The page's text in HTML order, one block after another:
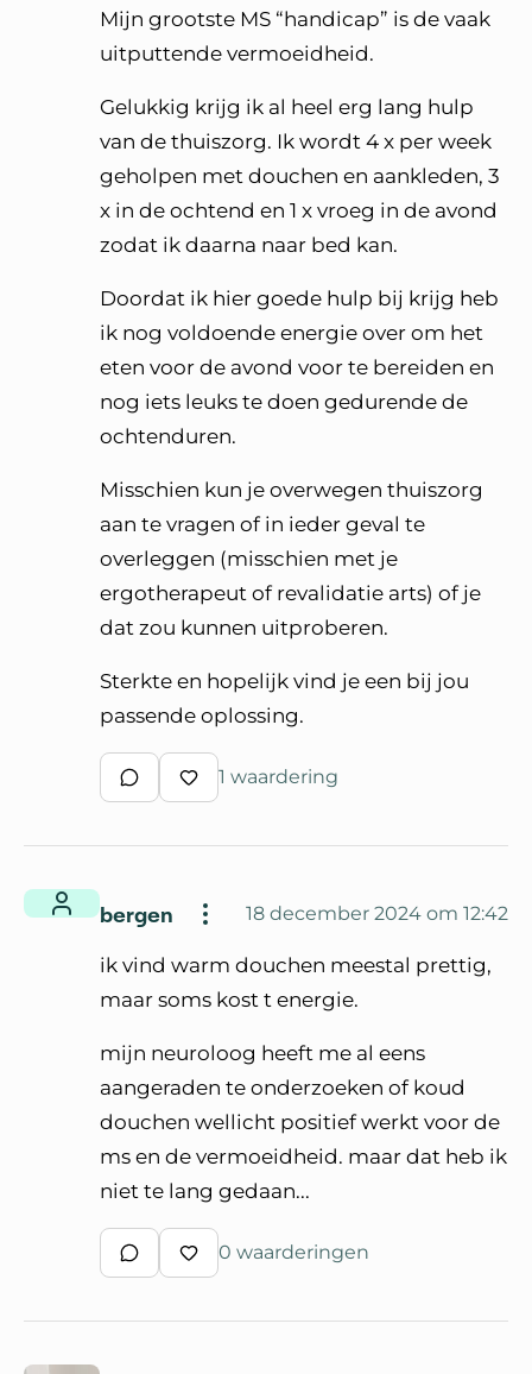
Mijn grootste MS “handicap” is de vaak
uitputtende vermoeidheid.
Gelukkig krijg ik al heel erg lang hulp
van de thuiszorg. Ik wordt 4 x per week
geholpen met douchen en aankleden, 3
x in de ochtend en 1 x vroeg in de avond
zodat ik daarna naar bed kan.
Doordat ik hier goede hulp bij krijg heb
ik nog voldoende energie over om het
eten voor de avond voor te bereiden en
nog iets leuks te doen gedurende de
ochtenduren.
Misschien kun je overwegen thuiszorg
aan te vragen of in ieder geval te
overleggen (misschien met je
ergotherapeut of revalidatie arts) of je
dat zou kunnen uitproberen.
Sterkte en hopelijk vind je een bij jou
passende oplossing.
Schrijf een reactie
Waardeer reactie
1 waardering
bergen 18 december 2024 om 12:42
ik vind warm douchen meestal prettig,
maar soms kost t energie.
mijn neuroloog heeft me al eens
aangeraden te onderzoeken of koud
douchen wellicht positief werkt voor de
ms en de vermoeidheid. maar dat heb ik
niet te lang gedaan...
Schrijf een reactie
Waardeer reactie
0 waarderingen